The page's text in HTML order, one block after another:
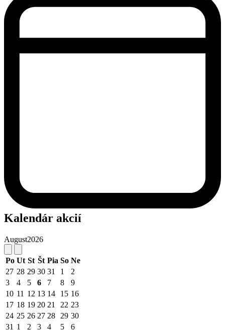
Kalendár akcií
August2026
Po Ut St Št Pia So Ne
27 28 29 30 31 1
2
3
4 5 6 7 8
9
10 11 12 13 14 15 16
17 18 19 20 21 22 23
24 25 26 27 28 29 30
31 1 2 3 4 5 6